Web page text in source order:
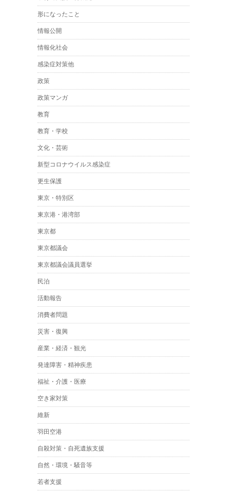
形になったこと
情報公開
情報化社会
感染症対策他
政策
政策マンガ
教育
教育・学校
文化・芸術
新型コロナウイルス感染症
更生保護
東京・特別区
東京港・港湾部
東京都
東京都議会
東京都議会議員選挙
民泊
活動報告
消費者問題
災害・復興
産業・経済・観光
発達障害・精神疾患
福祉・介護・医療
空き家対策
維新
羽田空港
自殺対策・自死遺族支援
自然・環境・騒音等
若者支援